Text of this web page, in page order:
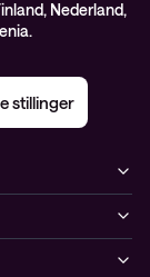
Nederland,
stillinger